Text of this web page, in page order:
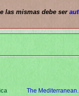
las mismas debe ser
The